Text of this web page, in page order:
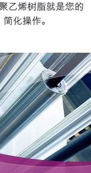
乙烯树脂就是您的
化操作。